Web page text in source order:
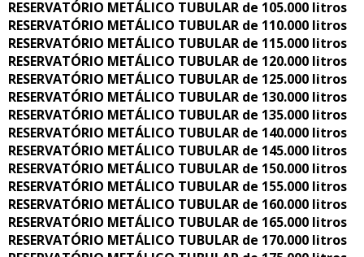
RESERVATÓRIO METÁLICO TUBULAR de 105.000 litros
RESERVATÓRIO METÁLICO TUBULAR de 110.000 litros
RESERVATÓRIO METÁLICO TUBULAR de 115.000 litros
RESERVATÓRIO METÁLICO TUBULAR de 120.000 litros
RESERVATÓRIO METÁLICO TUBULAR de 125.000 litros
RESERVATÓRIO METÁLICO TUBULAR de 130.000 litros
RESERVATÓRIO METÁLICO TUBULAR de 135.000 litros
RESERVATÓRIO METÁLICO TUBULAR de 140.000 litros
RESERVATÓRIO METÁLICO TUBULAR de 145.000 litros
RESERVATÓRIO METÁLICO TUBULAR de 150.000 litros
RESERVATÓRIO METÁLICO TUBULAR de 155.000 litros
RESERVATÓRIO METÁLICO TUBULAR de 160.000 litros
RESERVATÓRIO METÁLICO TUBULAR de 165.000 litros
RESERVATÓRIO METÁLICO TUBULAR de 170.000 litros